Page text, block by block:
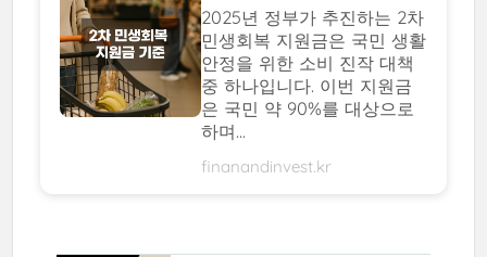
2025년 정부가 추진하는 2차
민생회복 지원금은 국민 생활
안정을 위한 소비 진작 대책
중 하나입니다. 이번 지원금
은 국민 약 90%를 대상으로
하며...
finanandinvest.kr